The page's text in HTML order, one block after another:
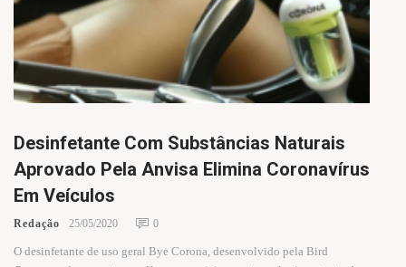
Desinfetante Com Substâncias Naturais
Aprovado Pela Anvisa Elimina Coronavírus
Em Veículos
Redação 25/05/2020 0
O desinfetante de uso geral Bye Corona, desenvolvido pela Bird